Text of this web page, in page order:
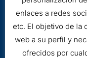
enlaces a redes
etc. El objetivo de la
web a su perfil y
ofrecidos por